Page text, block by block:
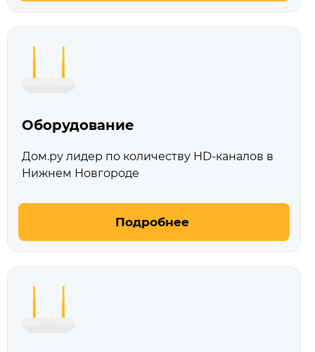
Оборудование
Дом.ру лидер по количеству HD‑каналов в
Нижнем Новгороде
Подробнее